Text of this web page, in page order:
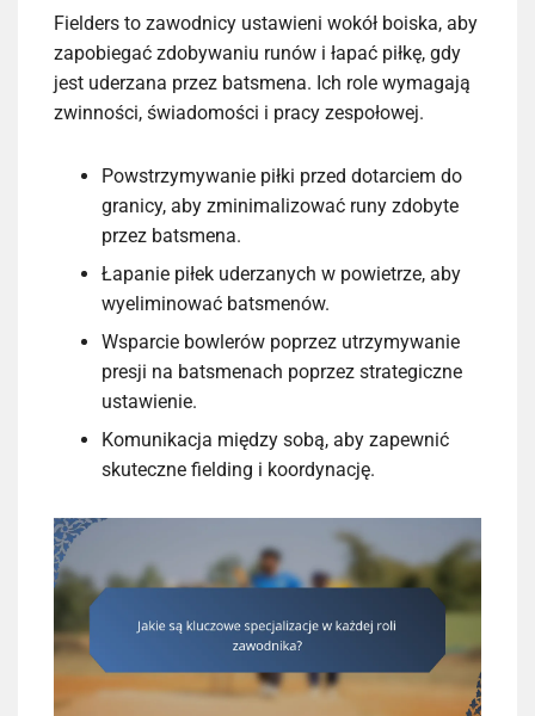
Fielders to zawodnicy ustawieni wokół boiska, aby
zapobiegać zdobywaniu runów i łapać piłkę, gdy
jest uderzana przez batsmena. Ich role wymagają
zwinności, świadomości i pracy zespołowej.
Powstrzymywanie piłki przed dotarciem do
granicy, aby zminimalizować runy zdobyte
przez batsmena.
Łapanie piłek uderzanych w powietrze, aby
wyeliminować batsmenów.
Wsparcie bowlerów poprzez utrzymywanie
presji na batsmenach poprzez strategiczne
ustawienie.
Komunikacja między sobą, aby zapewnić
skuteczne fielding i koordynację.